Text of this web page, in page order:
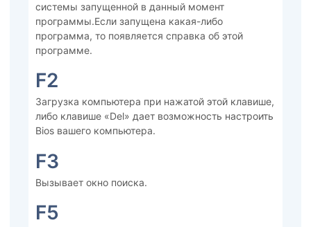
системы запущенной в данный момент
программы.Если запущена какая-либо
программа, то появляется справка об этой
программе.
F2
Загрузка компьютера при нажатой этой клавише,
либо клавише «Del» дает возможность настроить
Bios вашего компьютера.
F3
Вызывает окно поиска.
F5